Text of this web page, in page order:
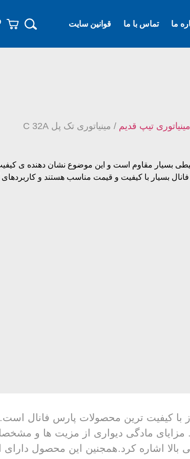
ما تماس با ما قوانین سایت
مینیاتوری تیپ قدیم / مینیاتوری تک پل C 32A
در مقابل عوامل محیطی بسیار مقاوم است و این موضوع نشان دهنده
بسیار با کیفیت و قیمت مناسب هستند و
کردیم یکی از با کیفیت ترین محصولات پارس فانال
شاخ 16 آمپر با ما تماس بگیرید. مزایای مادگی دیواری از مزیت